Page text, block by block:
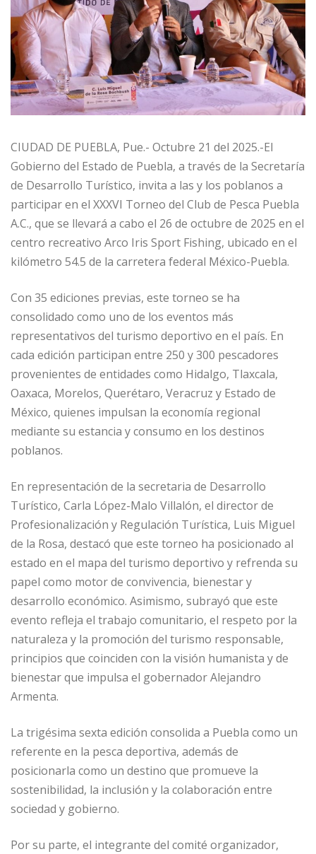
CIUDAD DE PUEBLA, Pue.- Octubre 21 del 2025.-El
Gobierno del Estado de Puebla, a través de la Secretaría
de Desarrollo Turístico, invita a las y los poblanos a
participar en el XXXVI Torneo del Club de Pesca Puebla
A.C., que se llevará a cabo el 26 de octubre de 2025 en el
centro recreativo Arco Iris Sport Fishing, ubicado en el
kilómetro 54.5 de la carretera federal México-Puebla.
Con 35 ediciones previas, este torneo se ha
consolidado como uno de los eventos más
representativos del turismo deportivo en el país. En
cada edición participan entre 250 y 300 pescadores
provenientes de entidades como Hidalgo, Tlaxcala,
Oaxaca, Morelos, Querétaro, Veracruz y Estado de
México, quienes impulsan la economía regional
mediante su estancia y consumo en los destinos
poblanos.
En representación de la secretaria de Desarrollo
Turístico, Carla López-Malo Villalón, el director de
Profesionalización y Regulación Turística, Luis Miguel
de la Rosa, destacó que este torneo ha posicionado al
estado en el mapa del turismo deportivo y refrenda su
papel como motor de convivencia, bienestar y
desarrollo económico. Asimismo, subrayó que este
evento refleja el trabajo comunitario, el respeto por la
naturaleza y la promoción del turismo responsable,
principios que coinciden con la visión humanista y de
bienestar que impulsa el gobernador Alejandro
Armenta.
La trigésima sexta edición consolida a Puebla como un
referente en la pesca deportiva, además de
posicionarla como un destino que promueve la
sostenibilidad, la inclusión y la colaboración entre
sociedad y gobierno.
Por su parte, el integrante del comité organizador,